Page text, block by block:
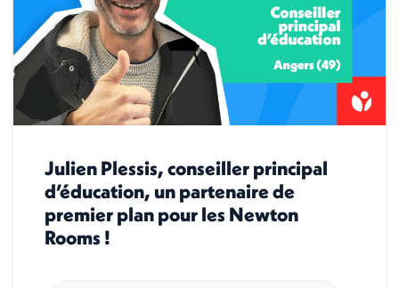
Julien Plessis, conseiller principal
d’éducation, un partenaire de
premier plan pour les Newton
Rooms !